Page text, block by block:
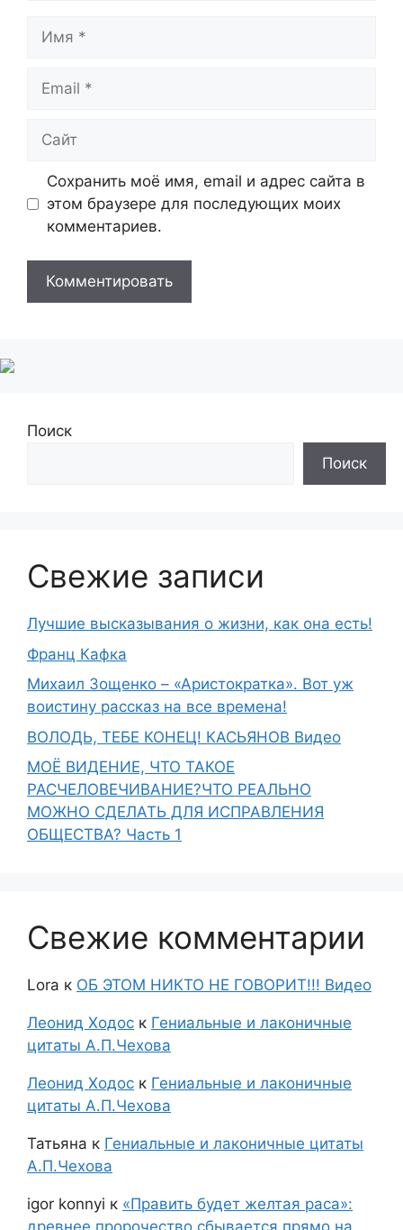
Сохранить моё имя, email и адрес сайта в
этом браузере для последующих моих
комментариев.
Поиск
Поиск
Свежие записи
Лучшие высказывания о жизни, как она есть!
Франц Кафка
Михаил Зощенко – «Аристократка». Вот уж
воистину рассказ на все времена!
ВОЛОДЬ, ТЕБЕ КОНЕЦ! КАСЬЯНОВ Видео
МОЁ ВИДЕНИЕ, ЧТО ТАКОЕ
РАСЧЕЛОВЕЧИВАНИЕ?ЧТО РЕАЛЬНО
МОЖНО СДЕЛАТЬ ДЛЯ ИСПРАВЛЕНИЯ
ОБЩЕСТВА? Часть 1
Свежие комментарии
Lora к ОБ ЭТОМ НИКТО НЕ ГОВОРИТ!!! Видео
Леонид Ходос к Гениальные и лаконичные
цитаты А.П.Чехова
Леонид Ходос к Гениальные и лаконичные
цитаты А.П.Чехова
Татьяна к Гениальные и лаконичные цитаты
А.П.Чехова
igor konnyi к «Править будет желтая раса»: